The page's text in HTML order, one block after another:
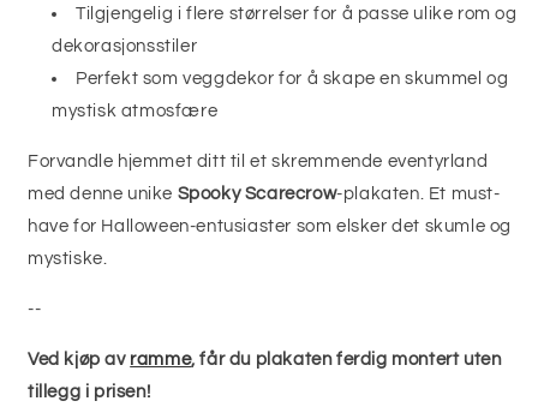
Tilgjengelig i flere størrelser for å passe ulike rom og
dekorasjonsstiler
Perfekt som veggdekor for å skape en skummel og
mystisk atmosfære
Forvandle hjemmet ditt til et skremmende eventyrland
med denne unike Spooky Scarecrow-plakaten. Et must-
have for Halloween-entusiaster som elsker det skumle og
mystiske.
--
Ved kjøp av ramme, får du plakaten ferdig montert uten
tillegg i prisen!